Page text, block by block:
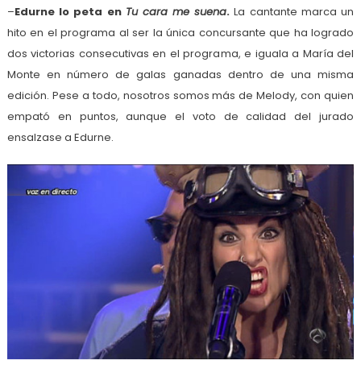
–Edurne lo peta en Tu cara me suena. La cantante marca un
hito en el programa al ser la única concursante que ha logrado
dos victorias consecutivas en el programa, e iguala a María del
Monte en número de galas ganadas dentro de una misma
edición. Pese a todo, nosotros somos más de Melody, con quien
empató en puntos, aunque el voto de calidad del jurado
ensalzase a Edurne.